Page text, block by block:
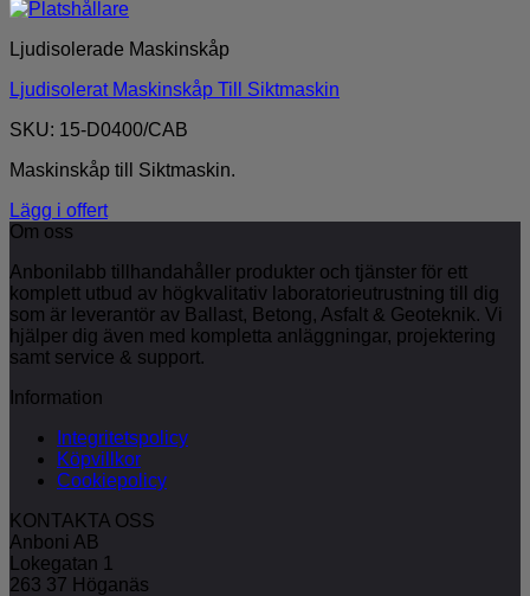
Ljudisolerade Maskinskåp
Ljudisolerat Maskinskåp Till Siktmaskin
SKU: 15-D0400/CAB
Maskinskåp till Siktmaskin.
Lägg i offert
Om oss
Anbonilabb tillhandahåller produkter och tjänster för ett
komplett utbud av högkvalitativ laboratorieutrustning till dig
som är leverantör av Ballast, Betong, Asfalt & Geoteknik. Vi
hjälper dig även med kompletta anläggningar, projektering
samt service & support.
Information
Integritetspolicy
Köpvillkor
Cookiepolicy
KONTAKTA OSS
Anboni AB
Lokegatan 1
263 37 Höganäs